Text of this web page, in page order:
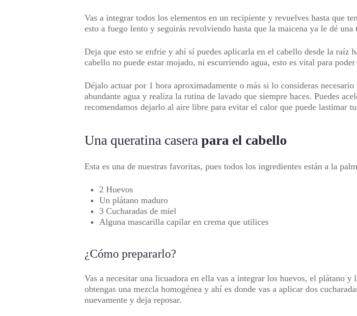
Vas a integrar todos los elementos en un recipiente y revuelves hasta que
esto a fuego lento y seguirás revolviendo hasta que la maicena ya le dé una
Deja que esto se enfrie y ahí sí puedes aplicarla en el cabello desde la raíz
cabello no puede estar mojado, ni escurriendo agua, esto es vital para
Déjalo actuar por 1 hora aproximadamente o más si lo consideras
abundante agua y realiza la rutina de lavado que siempre haces. Puedes
recomendamos dejarlo al aire libre para evitar el calor que puede lastimar
Una queratina casera para el cabello
Esta es una de nuestras favoritas, pues todos los ingredientes están a la
2 Huevos
Un plátano maduro
3 Cucharadas de miel
Alguna mascarilla capilar en crema que utilices
¿Cómo prepararlo?
Vas a necesitar una licuadora en ella vas a integrar los huevos, el plátano y
obtengas una mezcla homogénea y ahí es donde vas a aplicar dos
nuevamente y deja reposar.